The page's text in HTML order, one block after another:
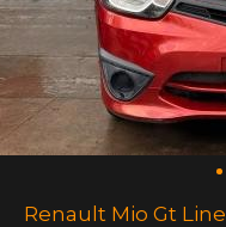
Renault Mio Gt Line